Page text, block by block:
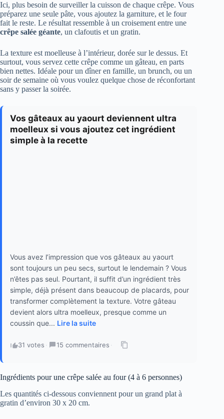
Ici, plus besoin de surveiller la cuisson de chaque crêpe. Vous
préparez une seule pâte, vous ajoutez la garniture, et le four
fait le reste. Le résultat ressemble à un croisement entre une
crêpe salée géante, un clafoutis et un gratin.
La texture est moelleuse à l’intérieur, dorée sur le dessus. Et
surtout, vous servez cette crêpe comme un gâteau, en parts
bien nettes. Idéale pour un dîner en famille, un brunch, ou un
soir de semaine où vous voulez quelque chose de réconfortant
sans y passer la soirée.
Vos gâteaux au yaourt deviennent ultra
moelleux si vous ajoutez cet ingrédient
simple à la recette
Vous avez l’impression que vos gâteaux au yaourt
sont toujours un peu secs, surtout le lendemain ? Vous
n’êtes pas seul. Pourtant, il suffit d’un ingrédient très
simple, déjà présent dans beaucoup de placards, pour
transformer complètement la texture. Votre gâteau
devient alors ultra moelleux, presque comme un
coussin que... Lire la suite
31 votes · 15 commentaires ·
Ingrédients pour une crêpe salée au four (4 à 6 personnes)
Les quantités ci-dessous conviennent pour un grand plat à
gratin d’environ 30 x 20 cm.